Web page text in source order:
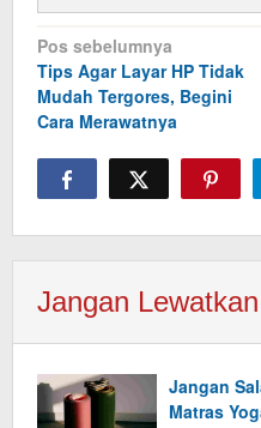
Navigasi
pos
Pos sebelumnya
Tips Agar Layar HP Tidak
Mudah Tergores, Begini
Cara Merawatnya
Jangan Lewatkan
Jangan
Matras